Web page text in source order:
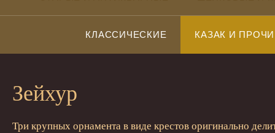
КЛАССИЧЕСКИЕ КАЗАК И
Зейхур
Три крупных орнамента в виде крестов оригинально